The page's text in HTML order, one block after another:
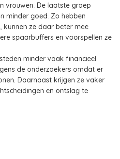
vrouwen. De laatste groep
minder goed. Zo hebben
kunnen ze daar beter mee
spaarbuffers en voorspellen ze
minder vaak financieel
de onderzoekers omdat er
Daarnaast krijgen ze vaker
en ontslag te